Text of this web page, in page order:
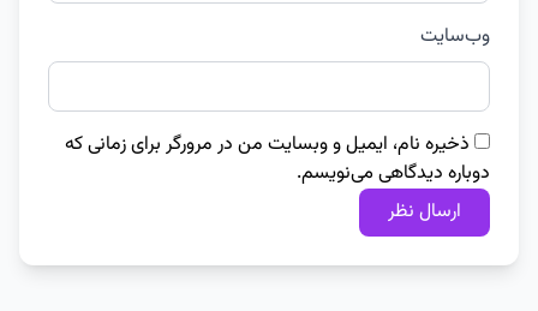
وب‌سایت
ذخیره نام، ایمیل و وبسایت من در مرورگر برای زمانی که
دوباره دیدگاهی می‌نویسم.